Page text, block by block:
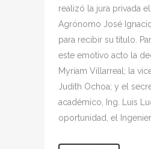
realizó la jura privada
Agrónomo José
para recibir su título.
este emotivo acto la
Myriam Villarreal; la
Judith Ochoa; y el
académico, Ing. Luis
oportunidad, el